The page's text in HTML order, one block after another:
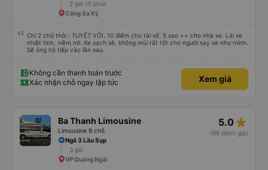
2 giờ 15 phút
Cảng Sa Kỳ
Chỉ 2 chữ thôi : TUYỆT VỜI. 10 điểm cho tài xế, 5 sao ++ cho nhà xe. Lái xe
nhiệt tình, niềm nở. Xe sạch sẽ, không mùi rất tốt cho người say xe như mình.
Sẽ ủng hộ tiếp vào lần sau.
Không cần thanh toán trước
Xác nhận chỗ ngay lập tức
Xem giá
Ba Thanh Limousine
Limousine 9 chỗ
5.0 star_rate
(99 đánh giá)
Ngã 3 Lầu Sụp
3 giờ
VP Quảng Ngãi